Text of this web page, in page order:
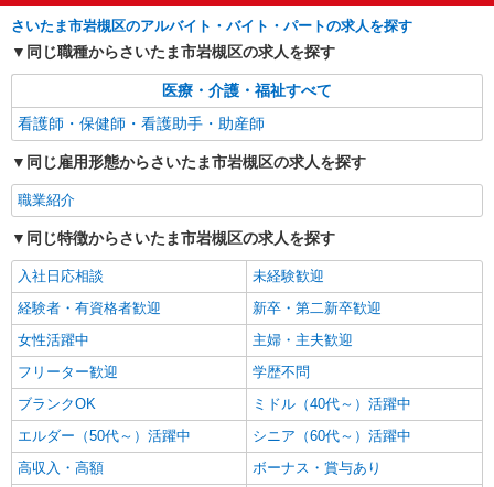
さいたま市岩槻区
詳細を見る
さいたま市岩槻区のアルバイト・バイト・パートの求人を探す
同じ職種からさいたま市岩槻区の求人を探す
医療・介護・福祉すべて
看護師・保健師・看護助手・助産師
同じ雇用形態からさいたま市岩槻区の求人を探す
職業紹介
同じ特徴からさいたま市岩槻区の求人を探す
入社日応相談
未経験歓迎
経験者・有資格者歓迎
新卒・第二新卒歓迎
女性活躍中
主婦・主夫歓迎
フリーター歓迎
学歴不問
ブランクOK
ミドル（40代～）活躍中
エルダー（50代～）活躍中
シニア（60代～）活躍中
高収入・高額
ボーナス・賞与あり